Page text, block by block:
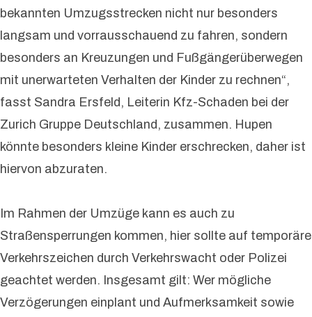
bekannten Umzugsstrecken nicht nur besonders
langsam und vorrausschauend zu fahren, sondern
besonders an Kreuzungen und Fußgängerüberwegen
mit unerwarteten Verhalten der Kinder zu rechnen“,
fasst Sandra Ersfeld, Leiterin Kfz-Schaden bei der
Zurich Gruppe Deutschland, zusammen. Hupen
könnte besonders kleine Kinder erschrecken, daher ist
hiervon abzuraten.
Im Rahmen der Umzüge kann es auch zu
Straßensperrungen kommen, hier sollte auf temporäre
Verkehrszeichen durch Verkehrswacht oder Polizei
geachtet werden. Insgesamt gilt: Wer mögliche
Verzögerungen einplant und Aufmerksamkeit sowie